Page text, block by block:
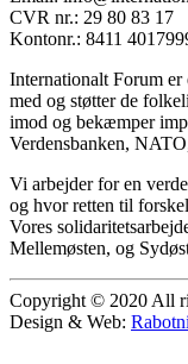
CVR nr.: 29 80 83 17
Kontonr.: 8411
Internationalt Forum er
med og støtter de
imod og bekæmper
Verdensbanken,
Vi arbejder for en
og hvor retten til
Vores
Mellemøsten, og
Copyright © 2020 All
Design & Web: